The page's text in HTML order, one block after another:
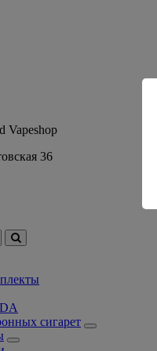
Vapeshop
36
сигарет